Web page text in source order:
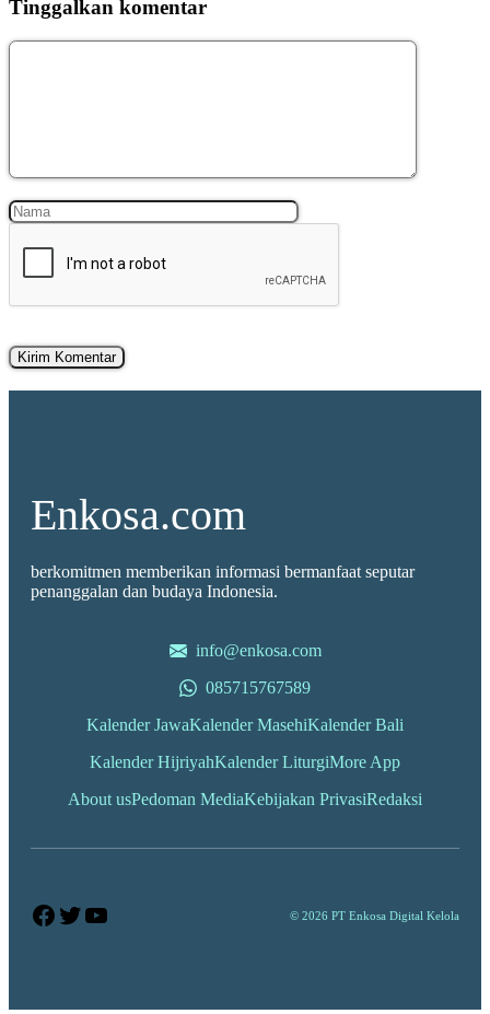
Tinggalkan komentar
Komentar
Nama Surel
Enkosa.com
berkomitmen memberikan informasi bermanfaat seputar
penanggalan dan budaya Indonesia.
info@enkosa.com
085715767589
Kalender JawaKalender MasehiKalender Bali
Kalender HijriyahKalender LiturgiMore App
About usPedoman MediaKebijakan PrivasiRedaksi
Facebook
Twitter
YouTube © 2026 PT Enkosa Digital Kelola